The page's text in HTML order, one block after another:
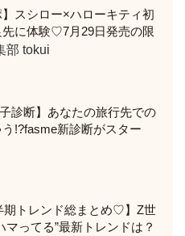
】スシロー×ハローキティ初
先に体験♡7月29日発売の限
ッズをレポ！
部 tokui
子診断】あなたの旅行先での
!?fasme新診断がスター
期トレンド総まとめ♡】Z世
マってる”最新トレンドは？